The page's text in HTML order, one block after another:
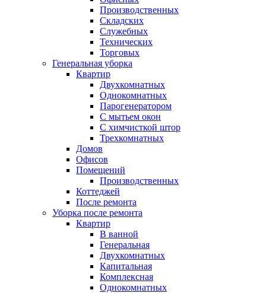
Производственных
Складских
Служебных
Технических
Торговых
Генеральная уборка
Квартир
Двухкомнатных
Однокомнатных
Парогенератором
С мытьем окон
С химчисткой штор
Трехкомнатных
Домов
Офисов
Помещений
Производственных
Коттеджей
После ремонта
Уборка после ремонта
Квартир
В ванной
Генеральная
Двухкомнатных
Капитальная
Комплексная
Однокомнатных